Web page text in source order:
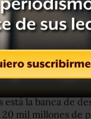
el tamaño de
Puerto
mientras
Nuevo León, es
Quintana Roo,
la banca de
mil millones de